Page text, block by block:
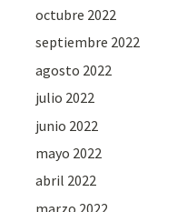
octubre 2022
septiembre 2022
agosto 2022
julio 2022
junio 2022
mayo 2022
abril 2022
marzo 2022